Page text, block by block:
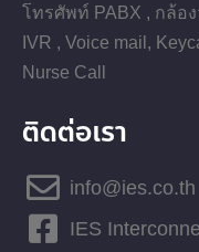
โทรศัพท์ PABX , กล้อง
IVR , Voice mail,
Nurse Call
ติดต่อเรา
info@ies.co.th
IES